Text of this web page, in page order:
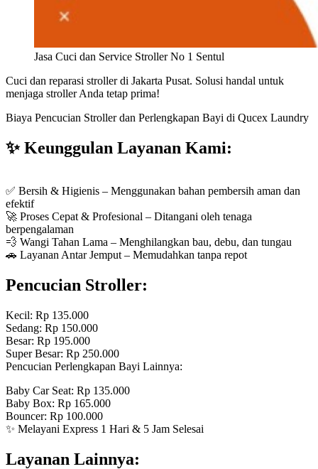
Jasa Cuci dan Service Stroller No 1 Sentul
Cuci dan reparasi stroller di Jakarta Pusat. Solusi handal untuk
menjaga stroller Anda tetap prima!
Biaya Pencucian Stroller dan Perlengkapan Bayi di Qucex Laundry
✨ Keunggulan Layanan Kami:
✅ Bersih & Higienis – Menggunakan bahan pembersih aman dan
efektif
🚀 Proses Cepat & Profesional – Ditangani oleh tenaga
berpengalaman
💨 Wangi Tahan Lama – Menghilangkan bau, debu, dan tungau
🚗 Layanan Antar Jemput – Memudahkan tanpa repot
Pencucian Stroller:
Kecil: Rp 135.000
Sedang: Rp 150.000
Besar: Rp 195.000
Super Besar: Rp 250.000
Pencucian Perlengkapan Bayi Lainnya:
Baby Car Seat: Rp 135.000
Baby Box: Rp 165.000
Bouncer: Rp 100.000
✨ Melayani Express 1 Hari & 5 Jam Selesai
Layanan Lainnya: